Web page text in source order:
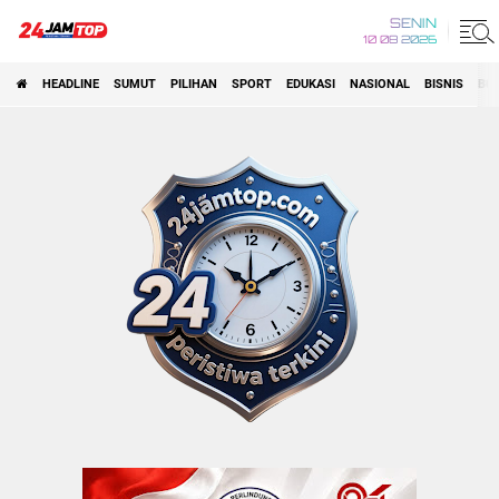
SENIN
10 08 2026
HEADLINE SUMUT PILIHAN SPORT EDUKASI NASIONAL BISNIS